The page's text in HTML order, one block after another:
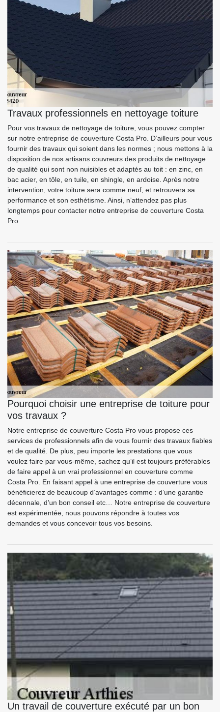
Travaux professionnels en nettoyage toiture
Pour vos travaux de nettoyage de toiture, vous pouvez compter
sur notre entreprise de couverture Costa Pro. D’ailleurs pour vous
fournir des travaux qui soient dans les normes ; nous mettons à la
disposition de nos artisans couvreurs des produits de nettoyage
de qualité qui sont non nuisibles et adaptés au toit : en zinc, en
bac acier, en tôle, en tuile, en shingle, en ardoise. Après notre
intervention, votre toiture sera comme neuf, et retrouvera sa
performance et son esthétisme. Ainsi, n’attendez pas plus
longtemps pour contacter notre entreprise de couverture Costa
Pro.
Pourquoi choisir une entreprise de toiture pour
vos travaux ?
Notre entreprise de couverture Costa Pro vous propose ces
services de professionnels afin de vous fournir des travaux fiables
et de qualité. De plus, peu importe les prestations que vous
voulez faire par vous-même, sachez qu’il est toujours préférables
de faire appel à un vrai professionnel en couverture comme
Costa Pro. En faisant appel à une entreprise de couverture vous
bénéficierez de beaucoup d’avantages comme : d’une garantie
décennale, d’un bon conseil etc… Notre entreprise de couverture
est expérimentée, nous pouvons répondre à toutes vos
demandes et vous concevoir tous vos besoins.
Un travail de couverture exécuté par un bon